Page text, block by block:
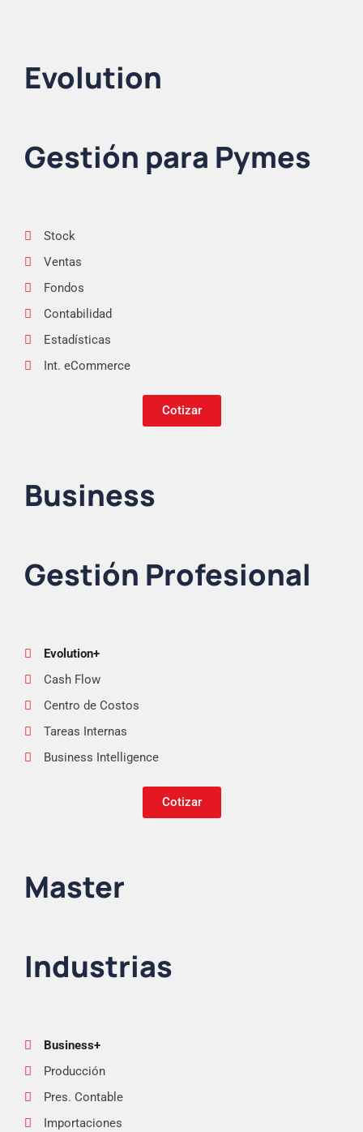
Evolution
Gestión para Pymes
Stock
Ventas
Fondos
Contabilidad
Estadísticas
Int. eCommerce
Cotizar
Business
Gestión Profesional
Evolution+
Cash Flow
Centro de Costos
Tareas Internas
Business Intelligence
Cotizar
Master
Industrias
Business+
Producción
Pres. Contable
Importaciones